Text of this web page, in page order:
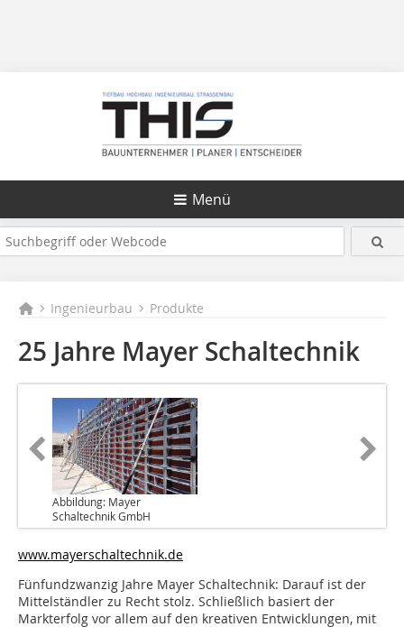
Menü
Ingenieurbau Produkte
25 Jahre Mayer Schaltechnik
Abbildung: Mayer
Schaltechnik GmbH
www.mayerschaltechnik.de
Fünfundzwanzig Jahre Mayer Schaltechnik: Darauf ist der
Mittelständler zu Recht stolz. Schließlich basiert der
Markterfolg vor allem auf den kreativen Entwicklungen, mit